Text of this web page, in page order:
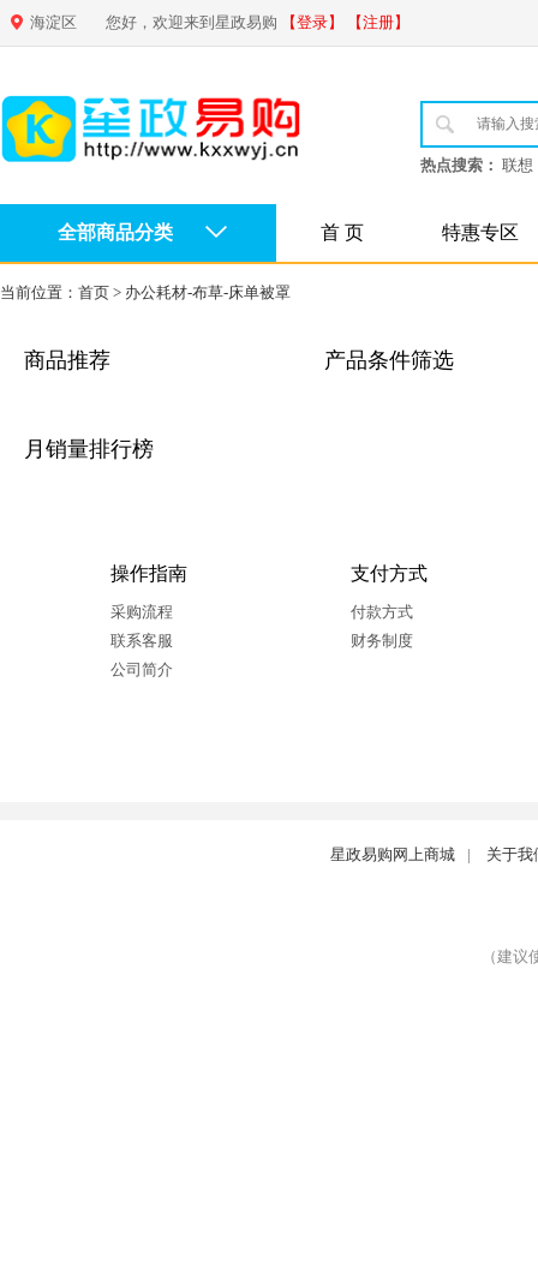
海淀区 您好，欢迎来到星政易购 【登录】 【注册】
热点搜索： 联想
全部商品分类 首 页 特惠专区
当前位置： 首页 > 办公耗材-布草-床单被罩
商品推荐
月销量排行榜
产品条件筛选
操作指南
采购流程
联系客服
公司简介
支付方式
付款方式
财务制度
星政易购网上商城 | 关于我
（建